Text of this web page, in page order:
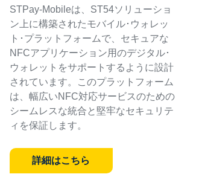
STPay-Mobileは、ST54ソリューショ
ン上に構築されたモバイル･ウォレッ
ト･プラットフォームで、セキュアな
NFCアプリケーション用のデジタル･
ウォレットをサポートするように設計
されています。このプラットフォーム
は、幅広いNFC対応サービスのための
シームレスな統合と堅牢なセキュリテ
ィを保証します。
詳細はこちら